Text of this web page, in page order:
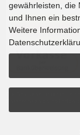
Sprachvariablen befinden
gewährleisten, die
und Ihnen ein
Weitere